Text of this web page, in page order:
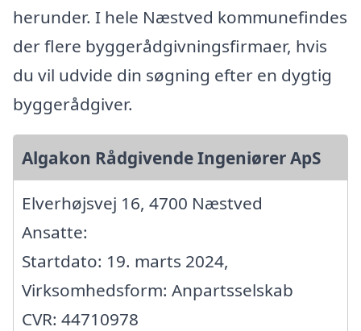
herunder. I hele Næstved kommunefindes
der flere byggerådgivningsfirmaer, hvis
du vil udvide din søgning efter en dygtig
byggerådgiver.
Algakon Rådgivende Ingeniører ApS
Elverhøjsvej 16, 4700 Næstved
Ansatte:
Startdato: 19. marts 2024,
Virksomhedsform: Anpartsselskab
CVR: 44710978